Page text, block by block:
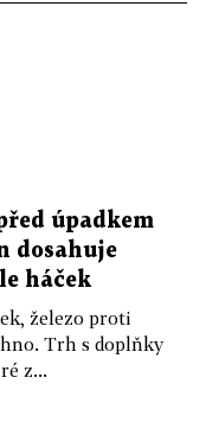
úpadkem
dosahuje
háček
železo proti
Trh s doplňky
z...